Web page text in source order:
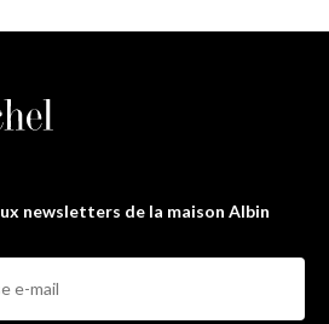
newsletters de la maison Albin